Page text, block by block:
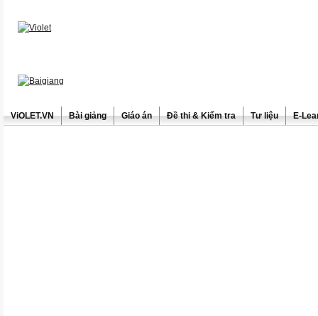
ViOLET.VN Bài giảng Giáo án Đề thi & Kiểm tra Tư liệu E-